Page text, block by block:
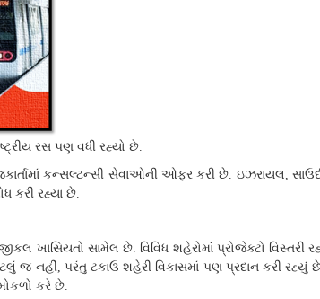
રસ પણ વધી રહ્યો છે.
કન્સલ્ટન્સી સેવાઓની ઓફર કરી છે. ઇઝરાયલ,
કરી રહ્યા છે.
ખાસિયતો સામેલ છે. વિવિધ શહેરોમાં પ્રોજેક્ટો વિસ્તરી
જ નહીં, પરંતુ ટકાઉ શહેરી વિકાસમાં પણ પ્રદાન કરી રહ્યું
કરે છે.